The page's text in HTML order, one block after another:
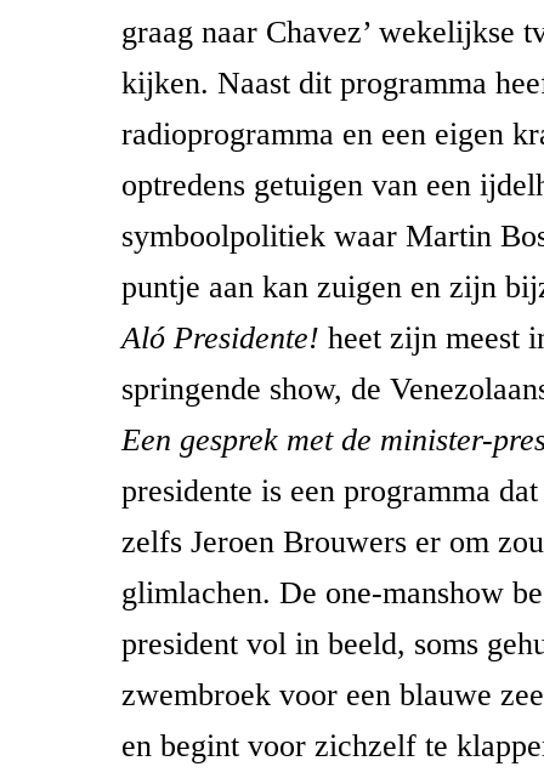
graag naar Chavez’ wekelijkse
kijken. Naast dit programma
radioprogramma en een eigen
optredens getuigen van een
symboolpolitiek waar Martin
puntje aan kan zuigen en zijn
Aló Presidente! heet zijn meest
springende show, de
Een gesprek met de minister-
presidente is een programma
zelfs Jeroen Brouwers er om
glimlachen. De one-manshow
president vol in beeld, soms
zwembroek voor een blauwe
en begint voor zichzelf te